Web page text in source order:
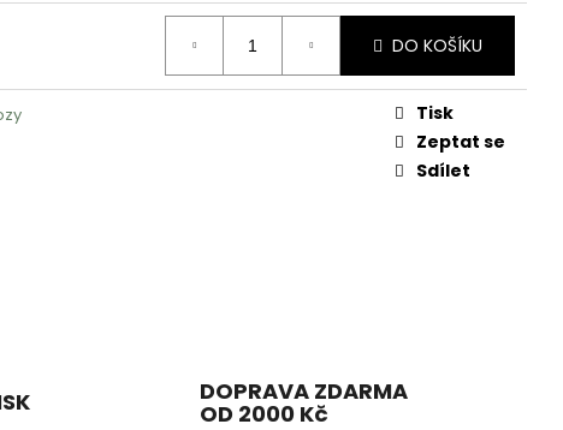
DO KOŠÍKU
Tisk
Zeptat se
Sdílet
DOPRAVA ZDARMA
OD 2000 Kč